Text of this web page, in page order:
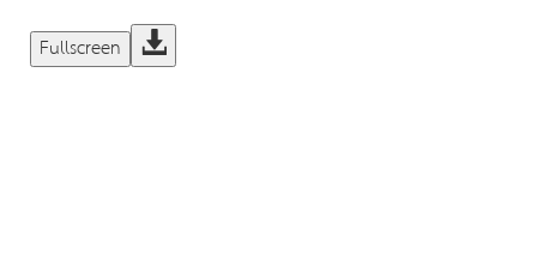
Fullscreen